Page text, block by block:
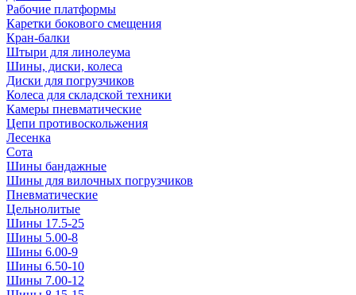
Рабочие платформы
Каретки бокового смещения
Кран-балки
Штыри для линолеума
Шины, диски, колеса
Диски для погрузчиков
Колеса для складской техники
Камеры пневматические
Цепи противоскольжения
Лесенка
Сота
Шины бандажные
Шины для вилочных погрузчиков
Пневматические
Цельнолитые
Шины 17.5-25
Шины 5.00-8
Шины 6.00-9
Шины 6.50-10
Шины 7.00-12